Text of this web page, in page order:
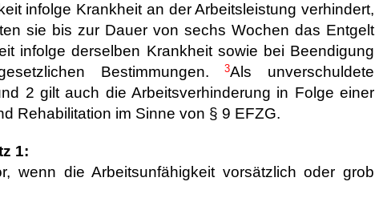
infolge Krankheit an der Arbeitsleistung verhindert,
sie bis zur Dauer von sechs Wochen das Entgelt
infolge derselben Krankheit sowie bei Beendigung
Bestimmungen.3Als unverschuldete
2 gilt auch die Arbeitsverhinderung in Folge einer
Rehabilitation im Sinne von § 9 EFZG.
1:
wenn die Arbeitsunfähigkeit vorsätzlich oder grob